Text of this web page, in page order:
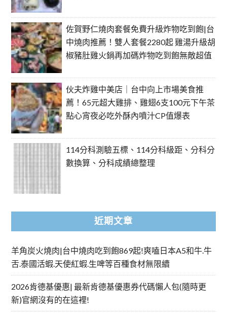
佐賀野仁燒肉套餐免費升級炸物吃到飽|台
中燒肉推薦！雙人套餐2280起 雞湯升級胡
椒豬肚雞火鍋再加碼炸物吃到飽無敵超值
伙夫炸雞中美店｜台中向上市場美食推
薦！65元超大雞排、雞翅6支100元下午茶
點心宵夜必吃外酥內噴汁CP值爆表
114分科測驗五標、114分科級距、分科分
數換算、分科成績總整理
近期文章
羊角炭火燒肉|台中燒肉吃到飽869起!爽嗑日本A5和牛.牛
舌.泰國活蝦.天使紅蝦.生啤等百種食材無限續
2026肯德基優惠| 最新肯德基優惠券代碼懶人包(隨時更
新)官網沒有的在這裡!